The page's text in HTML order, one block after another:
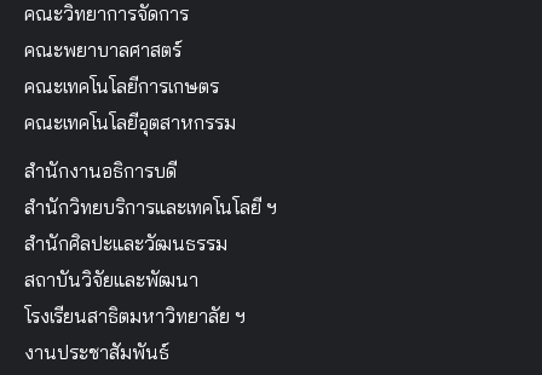
คณะวิทยาการจัดการ
คณะพยาบาลศาสตร์
คณะเทคโนโลยีการเกษตร
คณะเทคโนโลยีอุตสาหกรรม
สำนักงานอธิการบดี
สำนักวิทยบริการและเทคโนโลยี ฯ
สำนักศิลปะและวัฒนธรรม
สถาบันวิจัยและพัฒนา
โรงเรียนสาธิตมหาวิทยาลัย ฯ
งานประชาสัมพันธ์